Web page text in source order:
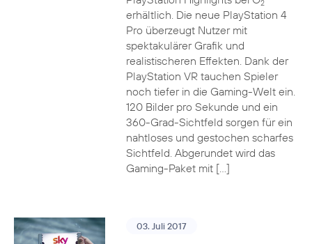
2
erhältlich. Die neue PlayStation 4
Pro überzeugt Nutzer mit
spektakulärer Grafik und
realistischeren Effekten. Dank der
PlayStation VR tauchen Spieler
noch tiefer in die Gaming-Welt ein.
120 Bilder pro Sekunde und ein
360-Grad-Sichtfeld sorgen für ein
nahtloses und gestochen scharfes
Sichtfeld. Abgerundet wird das
Gaming-Paket mit […]
03. Juli 2017